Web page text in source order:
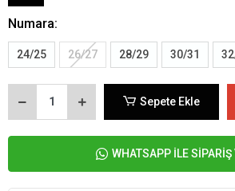
Numara:
24/25 26/27 28/29 30/31
Sepete Ekle
WHATSAPP İLE SİPARİŞ